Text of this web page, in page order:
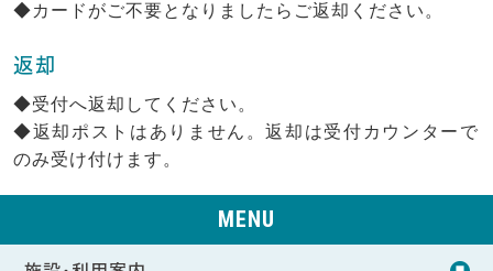
◆カードがご不要となりましたらご返却ください。
返却
◆受付へ返却してください。
◆返却ポストはありません。返却は受付カウンターで
のみ受け付けます。
MENU